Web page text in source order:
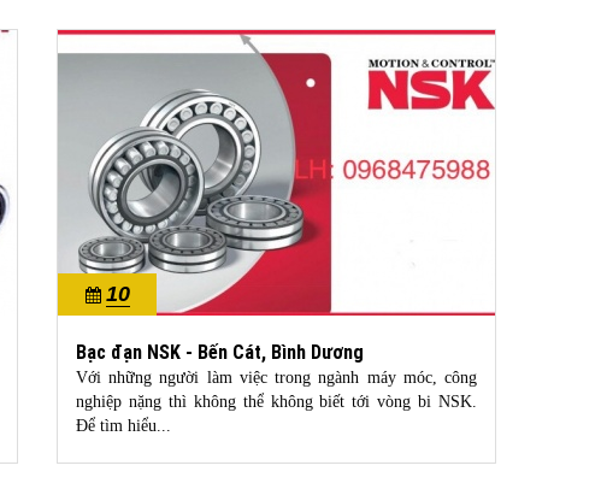
10
10/2022
Bạc đạn NSK - Bến Cát, Bình Dương
Với những người làm việc trong ngành máy móc, công
nghiệp nặng thì không thể không biết tới vòng bi NSK.
Để tìm hiểu...